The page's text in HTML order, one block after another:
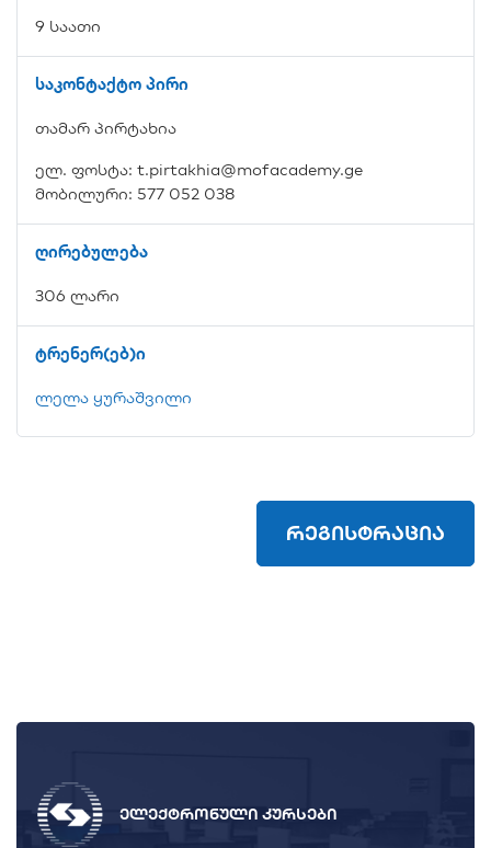
9 საათი
საკონტაქტო პირი
თამარ პირტახია
ელ. ფოსტა: t.pirtakhia@mofacademy.ge
მობილური: 577 052 038
ღირებულება
306 ლარი
ტრენერ(ებ)ი
ლელა ყურაშვილი
რეგისტრაცია
ელექტრონული კურსები